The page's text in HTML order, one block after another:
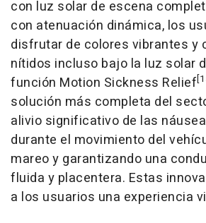
con luz solar de escena
con atenuación dinámica, los
disfrutar de colores vibrantes y
nítidos incluso bajo la luz solar
función Motion Sickness Relief
solución más completa del
alivio significativo de las
durante el movimiento del
mareo y garantizando una
fluida y placentera. Estas
a los usuarios una experiencia